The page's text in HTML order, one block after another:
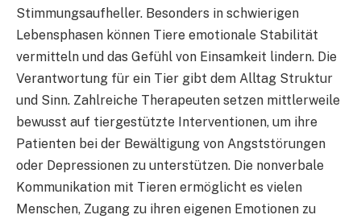
Stimmungsaufheller. Besonders in schwierigen
Lebensphasen können Tiere emotionale Stabilität
vermitteln und das Gefühl von Einsamkeit lindern. Die
Verantwortung für ein Tier gibt dem Alltag Struktur
und Sinn. Zahlreiche Therapeuten setzen mittlerweile
bewusst auf tiergestützte Interventionen, um ihre
Patienten bei der Bewältigung von Angststörungen
oder Depressionen zu unterstützen. Die nonverbale
Kommunikation mit Tieren ermöglicht es vielen
Menschen, Zugang zu ihren eigenen Emotionen zu